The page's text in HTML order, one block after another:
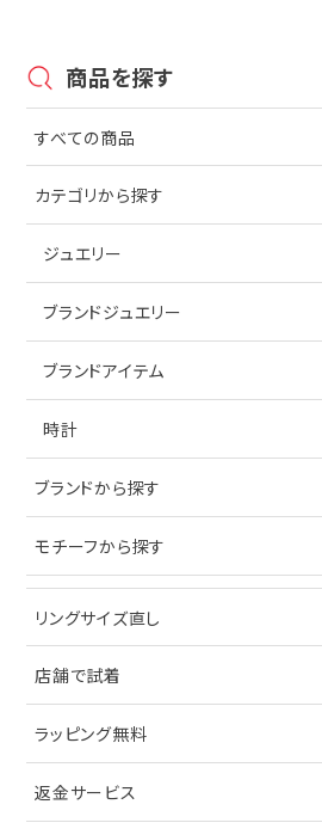
商品を探す
すべての商品
カテゴリから探す
ジュエリー
アイテムで探す
ブレスレット
ペンダントトップ
ブローチ
その他
ノーブランドジュエリーをすべて見る
ブランドジュエリー
アイテムで探す
イヤリング
ブレスレット
ペンダントトップ
ブローチ
その他
ブランドアイテム
アイテムで探す
キーケース
サングラス
シューズ
香水
時計
ブランドで探す
オメガ
シャネル
タグホイヤー
カルティエ
セイコー
ブランドから探す
ティファニー
ブルガリ
カルティエ
ウノアエレ
4℃
モチーフから探す
星
リボン
花
リングサイズ直し
店舗で試着
ラッピング無料
返金サービス